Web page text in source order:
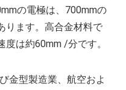
の電極は、700mmの
ります。高合金材料で
は約60mm /分です。
金型製造業、航空およ